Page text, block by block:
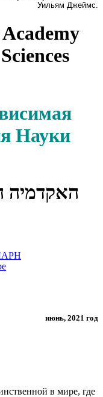
Уильям Джеймс.
Науки
האקדמיה
июнь, 2021 год
в мире, где